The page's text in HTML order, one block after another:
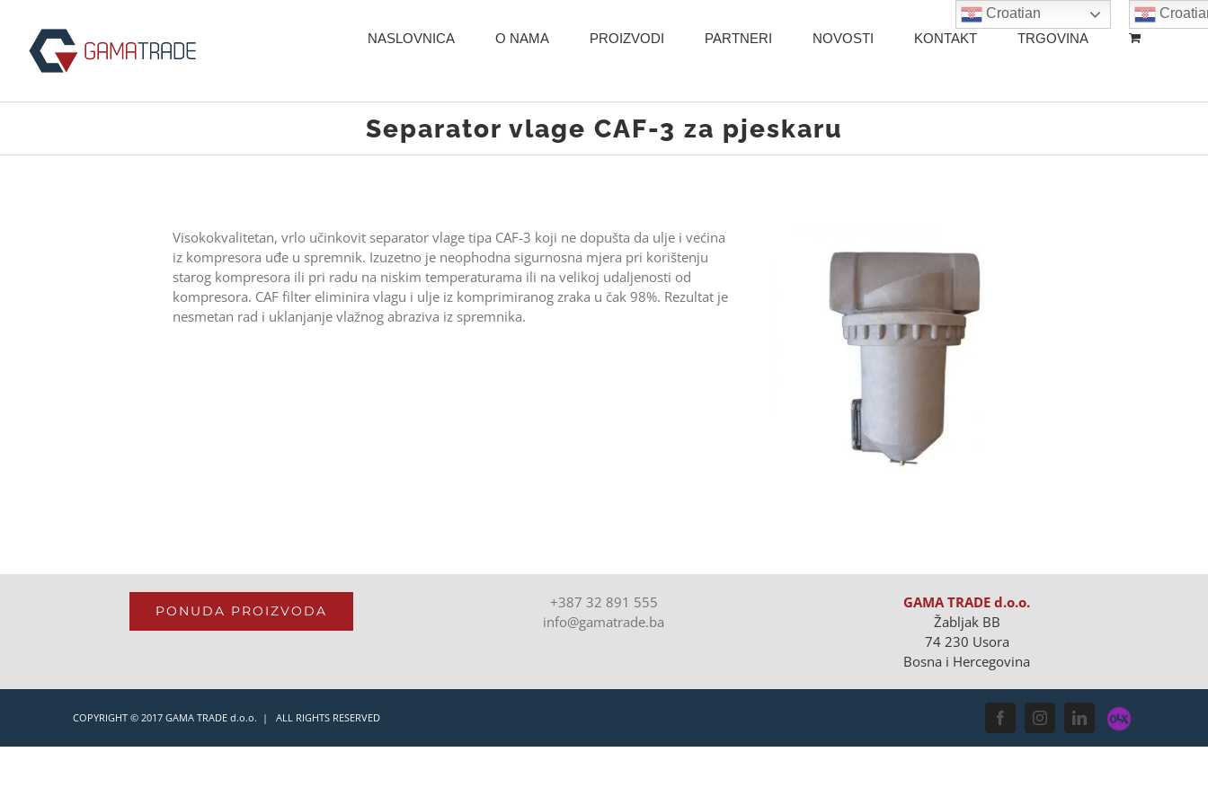
content
NASLOVNICA O NAMA PROIZVODI PARTNERI NOVOSTI KONTAKT TRGOVINA
Separator vlage CAF-3 za pjeskaru
Visokokvalitetan, vrlo učinkovit separator vlage tipa CAF-3 koji ne dopušta da ulje i većina
iz kompresora uđe u spremnik. Izuzetno je neophodna sigurnosna mjera pri korištenju
starog kompresora ili pri radu na niskim temperaturama ili na velikoj udaljenosti od
kompresora. CAF filter eliminira vlagu i ulje iz komprimiranog zraka u čak 98%. Rezultat je
nesmetan rad i uklanjanje vlažnog abraziva iz spremnika.
PONUDA PROIZVODA
+387 32 891 555
info@gamatrade.ba
GAMA TRADE d.o.o.
Žabljak BB
74 230 Usora
Bosna i Hercegovina
COPYRIGHT © 2017 GAMA TRADE d.o.o. | ALL RIGHTS RESERVED FacebookInstagramLinkedIn
OLX
Croatian